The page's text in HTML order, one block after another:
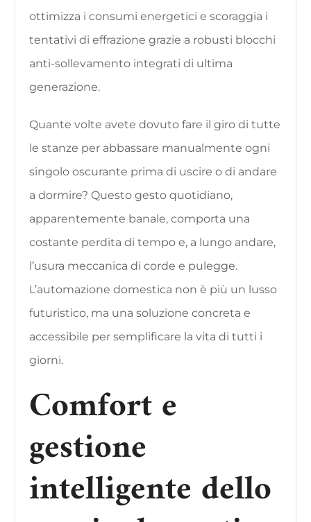
ottimizza i consumi energetici e scoraggia i
tentativi di effrazione grazie a robusti blocchi
anti-sollevamento integrati di ultima
generazione.
Quante volte avete dovuto fare il giro di tutte
le stanze per abbassare manualmente ogni
singolo oscurante prima di uscire o di andare
a dormire? Questo gesto quotidiano,
apparentemente banale, comporta una
costante perdita di tempo e, a lungo andare,
l’usura meccanica di corde e pulegge.
L’automazione domestica non è più un lusso
futuristico, ma una soluzione concreta e
accessibile per semplificare la vita di tutti i
giorni.
Comfort e
gestione
intelligente dello